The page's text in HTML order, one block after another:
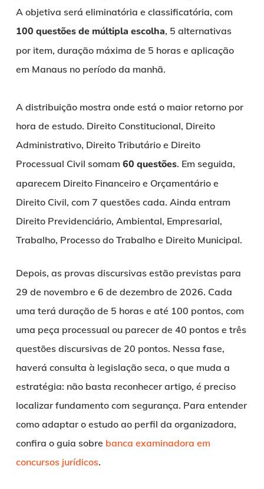
A objetiva será eliminatória e classificatória, com
100 questões de múltipla escolha, 5 alternativas
por item, duração máxima de 5 horas e aplicação
em Manaus no período da manhã.
A distribuição mostra onde está o maior retorno por
hora de estudo. Direito Constitucional, Direito
Administrativo, Direito Tributário e Direito
Processual Civil somam 60 questões. Em seguida,
aparecem Direito Financeiro e Orçamentário e
Direito Civil, com 7 questões cada. Ainda entram
Direito Previdenciário, Ambiental, Empresarial,
Trabalho, Processo do Trabalho e Direito Municipal.
Depois, as provas discursivas estão previstas para
29 de novembro e 6 de dezembro de 2026. Cada
uma terá duração de 5 horas e até 100 pontos, com
uma peça processual ou parecer de 40 pontos e três
questões discursivas de 20 pontos. Nessa fase,
haverá consulta à legislação seca, o que muda a
estratégia: não basta reconhecer artigo, é preciso
localizar fundamento com segurança. Para entender
como adaptar o estudo ao perfil da organizadora,
confira o guia sobre banca examinadora em
concursos jurídicos.